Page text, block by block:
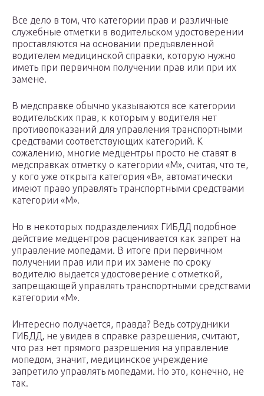
Все дело в том, что категории прав и различные
служебные отметки в водительском удостоверении
проставляются на основании предъявленной
водителем медицинской справки, которую нужно
иметь при первичном получении прав или при их
замене.
В медсправке обычно указываются все категории
водительских прав, к которым у водителя нет
противопоказаний для управления транспортными
средствами соответствующих категорий. К
сожалению, многие медцентры просто не ставят в
медсправках отметку о категории «М», считая, что те,
у кого уже открыта категория «В», автоматически
имеют право управлять транспортными средствами
категории «М».
Но в некоторых подразделениях ГИБДД подобное
действие медцентров расценивается как запрет на
управление мопедами. В итоге при первичном
получении прав или при их замене по сроку
водителю выдается удостоверение с отметкой,
запрещающей управлять транспортными средствами
категории «М».
Интересно получается, правда? Ведь сотрудники
ГИБДД, не увидев в справке разрешения, считают,
что раз нет прямого разрешения на управление
мопедом, значит, медицинское учреждение
запретило управлять мопедами. Но это, конечно, не
так.